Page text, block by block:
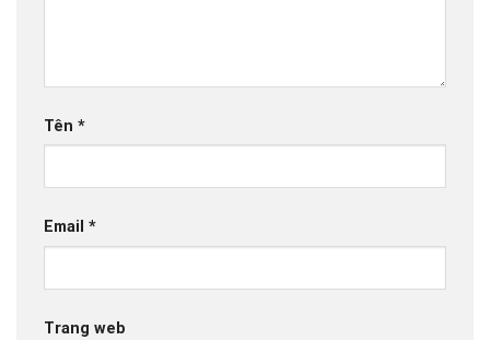
Tên *
Email *
Trang web